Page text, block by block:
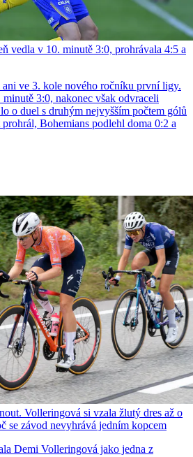
vedla v 10. minutě 3:0, prohrávala 4:5 a
ve 3. kole nového ročníku první ligy.
3:0, nakonec však odvraceli
o duel s druhým nejvyšším počtem gólů
Bohemians podlehl doma 0:2 a
Volleringová si vzala žlutý dres až o
se závod nevyhrává jedním kopcem
Demi Volleringová jako jedna z